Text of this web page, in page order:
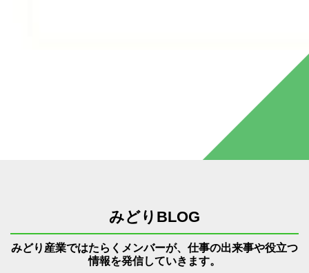
みどりBLOG
みどり産業ではたらくメンバーが、仕事の出来事や役立つ
情報を発信していきます。